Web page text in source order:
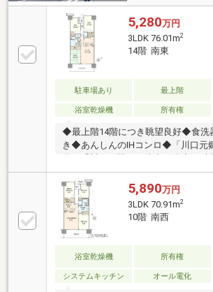
5,280万円
3LDK 76.01m2
14階 南東
駐車場あり 最上階
浴室乾燥機
所有権
◆最上階14階につき眺望良好◆食洗
き◆あんしんのIHコンロ◆「川口元
ペット飼育可(規約による制限有)
（ゲストルーム、キッズルーム、パ
◆駐車場空きあり 月額500円～3，
一律3，000円/台・月）◆駐輪場 各
電化マンション●周辺施設サミット
タワー店→徒歩4分（310m）デイリ
郷駅→徒歩5分（340m）元郷南小
5,890万円
3LDK 70.91m2
10階 南西
浴室乾燥機 所有権
システムキッチン
オール電化